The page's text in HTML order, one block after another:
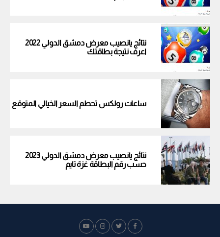
نتائج يانصيب معرض دمشق الدولي 2022
اعرف نتيجة بطاقتك
ساعات رولكس تحطم السعر الخيالي المتوقع
نتائج يانصيب معرض دمشق الدولي 2023
حسب رقم البطاقة غزة تايم